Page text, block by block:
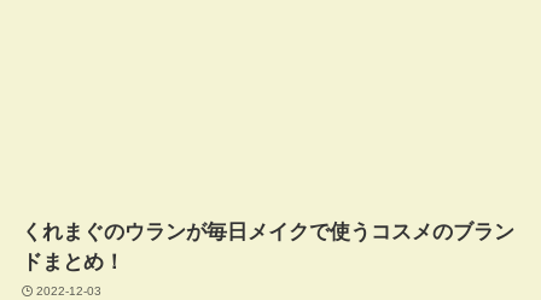
くれまぐのウランが毎日メイクで使うコスメのブラン
ドまとめ！
2022-12-03